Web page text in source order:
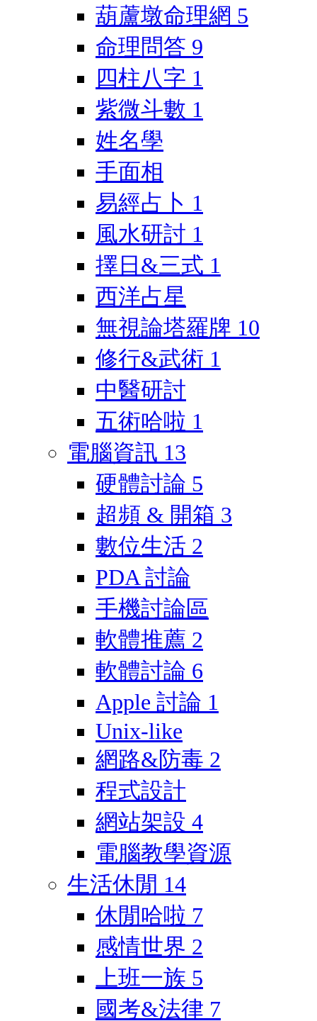
葫蘆墩命理網 5
命理問答 9
四柱八字 1
紫微斗數 1
姓名學
手面相
易經占卜 1
風水研討 1
擇日&三式 1
西洋占星
無視論塔羅牌 10
修行&武術 1
中醫研討
五術哈啦 1
電腦資訊 13
硬體討論 5
超頻 & 開箱 3
數位生活 2
PDA 討論
手機討論區
軟體推薦 2
軟體討論 6
Apple 討論 1
Unix-like
網路&防毒 2
程式設計
網站架設 4
電腦教學資源
生活休閒 14
休閒哈啦 7
感情世界 2
上班一族 5
國考&法律 7